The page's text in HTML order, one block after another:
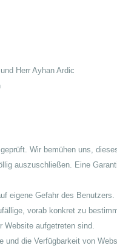
Herr Ayhan Ardic
Wir bemühen uns,
auszuschließen. Eine
eigene Gefahr des
vorab konkret zu
Website aufgetreten sind.
und die Verfügbarkeit von